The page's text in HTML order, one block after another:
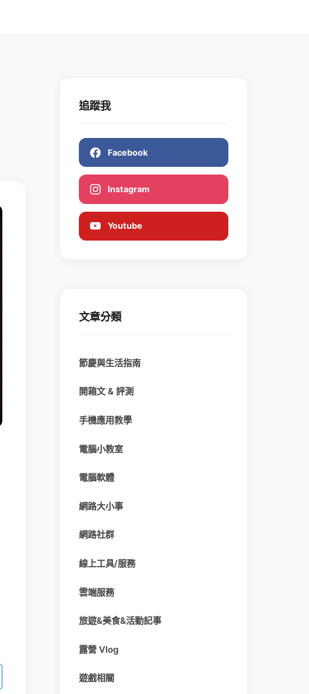
追蹤我
Facebook
Instagram
Youtube
文章分類
節慶與生活指南
開箱文 & 評測
手機應用教學
電腦小教室
電腦軟體
網路大小事
網路社群
線上工具/服務
雲端服務
旅遊&美食&活動記事
露營 Vlog
遊戲相關